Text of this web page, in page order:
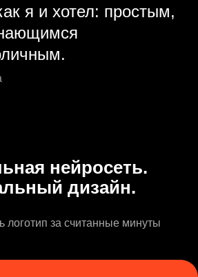
я и хотел: простым,
нейросеть.
дизайн.
логотип за считанные минуты